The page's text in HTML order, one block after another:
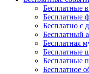
Бесплатные
Бесплатные
Бесплатно с
Бесплатный
Бесплатная
Бесплатные
Бесплатные
Бесплатное